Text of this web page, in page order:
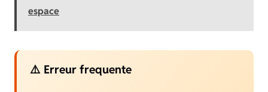
espace
⚠️ Erreur frequente